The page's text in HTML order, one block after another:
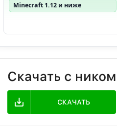
Minecraft 1.12 и ниже
Скачать с
СКАЧАТЬ